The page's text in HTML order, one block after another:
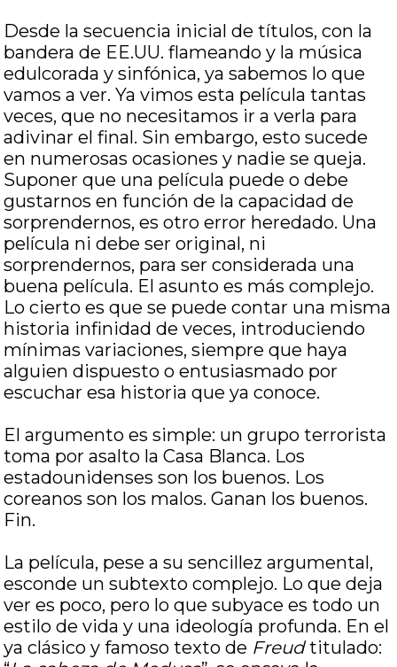
Desde la secuencia inicial de títulos, con la
bandera de EE.UU. flameando y la música
edulcorada y sinfónica, ya sabemos lo que
vamos a ver. Ya vimos esta película tantas
veces, que no necesitamos ir a verla para
adivinar el final. Sin embargo, esto sucede
en numerosas ocasiones y nadie se queja.
Suponer que una película puede o debe
gustarnos en función de la capacidad de
sorprendernos, es otro error heredado. Una
película ni debe ser original, ni
sorprendernos, para ser considerada una
buena película. El asunto es más complejo.
Lo cierto es que se puede contar una misma
historia infinidad de veces, introduciendo
mínimas variaciones, siempre que haya
alguien dispuesto o entusiasmado por
escuchar esa historia que ya conoce.
El argumento es simple: un grupo terrorista
toma por asalto la Casa Blanca. Los
estadounidenses son los buenos. Los
coreanos son los malos. Ganan los buenos.
Fin.
La película, pese a su sencillez argumental,
esconde un subtexto complejo. Lo que deja
ver es poco, pero lo que subyace es todo un
estilo de vida y una ideología profunda. En el
ya clásico y famoso texto de Freudtitulado: